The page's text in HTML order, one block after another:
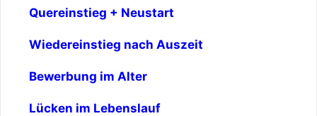
Quereinstieg + Neustart
Wiedereinstieg nach Auszeit
Bewerbung im Alter
Lücken im Lebenslauf